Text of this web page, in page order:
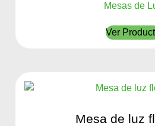
Mesas de
Ver
Mesa de luz